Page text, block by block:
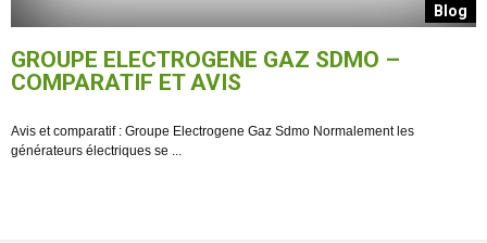
Blog
GROUPE ELECTROGENE GAZ SDMO –
COMPARATIF ET AVIS
Avis et comparatif : Groupe Electrogene Gaz Sdmo Normalement les
générateurs électriques se ...